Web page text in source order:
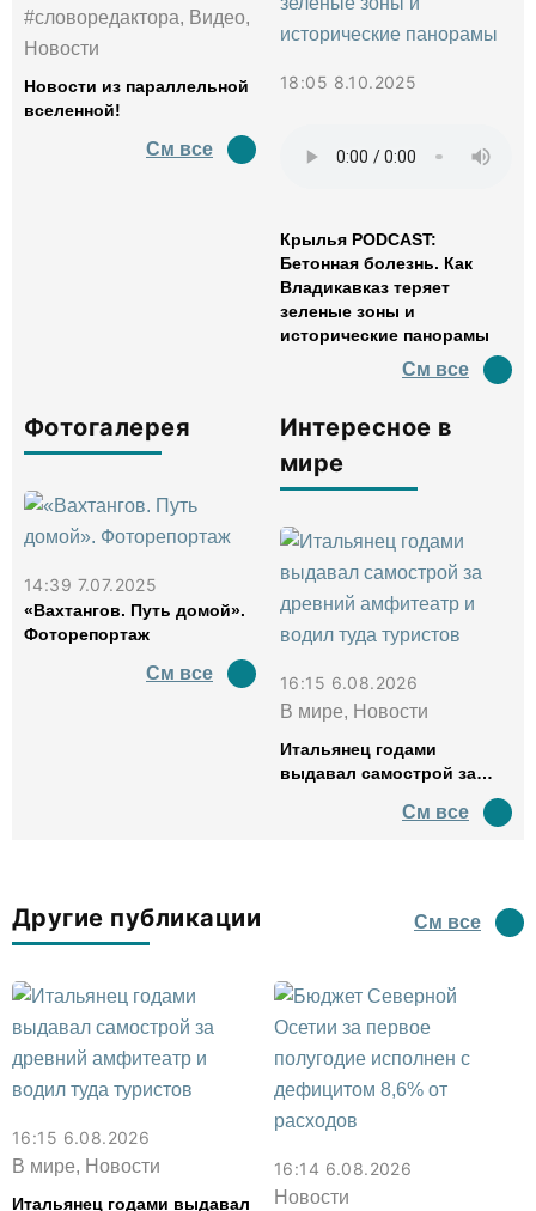
#словоредактора, Видео,
Новости
Новости из параллельной
вселенной!
См все
18:05 8.10.2025
Крылья PODCAST:
Бетонная болезнь. Как
Владикавказ теряет
зеленые зоны и
исторические панорамы
См все
Фотогалерея
14:39 7.07.2025
«Вахтангов. Путь домой».
Фоторепортаж
См все
Интересное в
мире
16:15 6.08.2026
В мире, Новости
Итальянец годами
выдавал самострой за
водил туда туристов
См все
Другие публикации См все
16:15 6.08.2026
В мире, Новости
Итальянец годами выдавал
16:14 6.08.2026
Новости